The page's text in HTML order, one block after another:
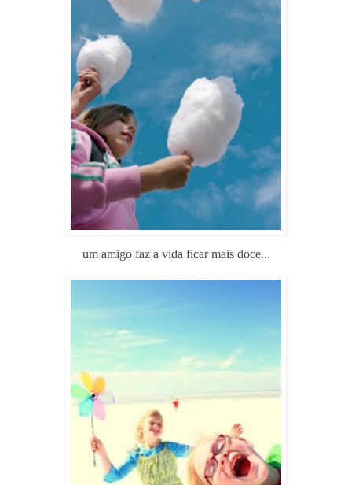
um amigo faz a vida ficar mais doce...